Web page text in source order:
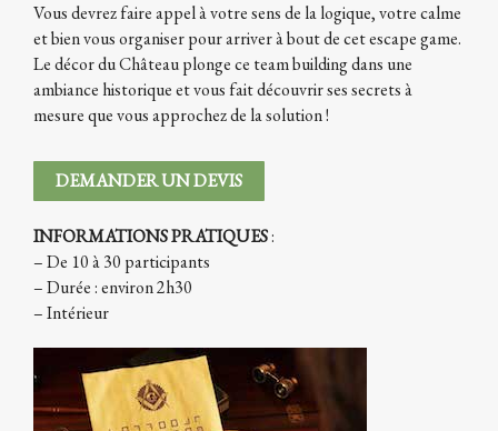
Vous devrez faire appel à votre sens de la logique, votre calme
et bien vous organiser pour arriver à bout de cet escape game.
Le décor du Château plonge ce team building dans une
ambiance historique et vous fait découvrir ses secrets à
mesure que vous approchez de la solution !
DEMANDER UN DEVIS
INFORMATIONS PRATIQUES:
– De 10 à 30 participants
– Durée : environ 2h30
– Intérieur